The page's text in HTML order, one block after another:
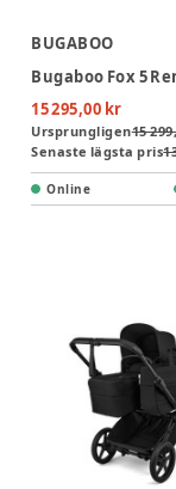
BUGABOO
15 295,00 kr
Ursprungligen15
Senaste lägsta pris
Online